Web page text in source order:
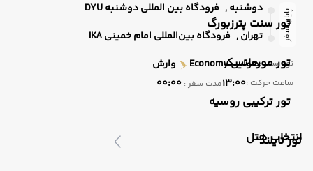
تور سنت پترزبورگ
تور مورمانسک
تور ترکیبی روسیه
تور تایلند
پایان سفر دوشنبه , فرودگاه بین المللی دوشنبه DYU
تهران , فرودگاه بین‌المللی امام خمینی IKA
نوع سفر :هواییEconomy وارش
ساعت حرکت :13:00مدت سفر : 00:00
انتخاب هتل